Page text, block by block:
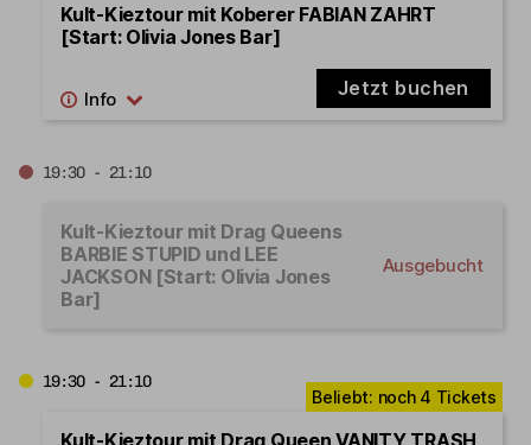
Kult-Kieztour mit Koberer FABIAN ZAHRT
[Start: Olivia Jones Bar]
Jetzt buchen
19:30 - 21:10
Kult-Kieztour mit Drag Queens
BARBIE STUPID und LEE
JACKSON [Start: Olivia Jones
Bar]
Ausgebucht
19:30 - 21:10
Kult-Kieztour mit Drag Queen VANITY TRASH